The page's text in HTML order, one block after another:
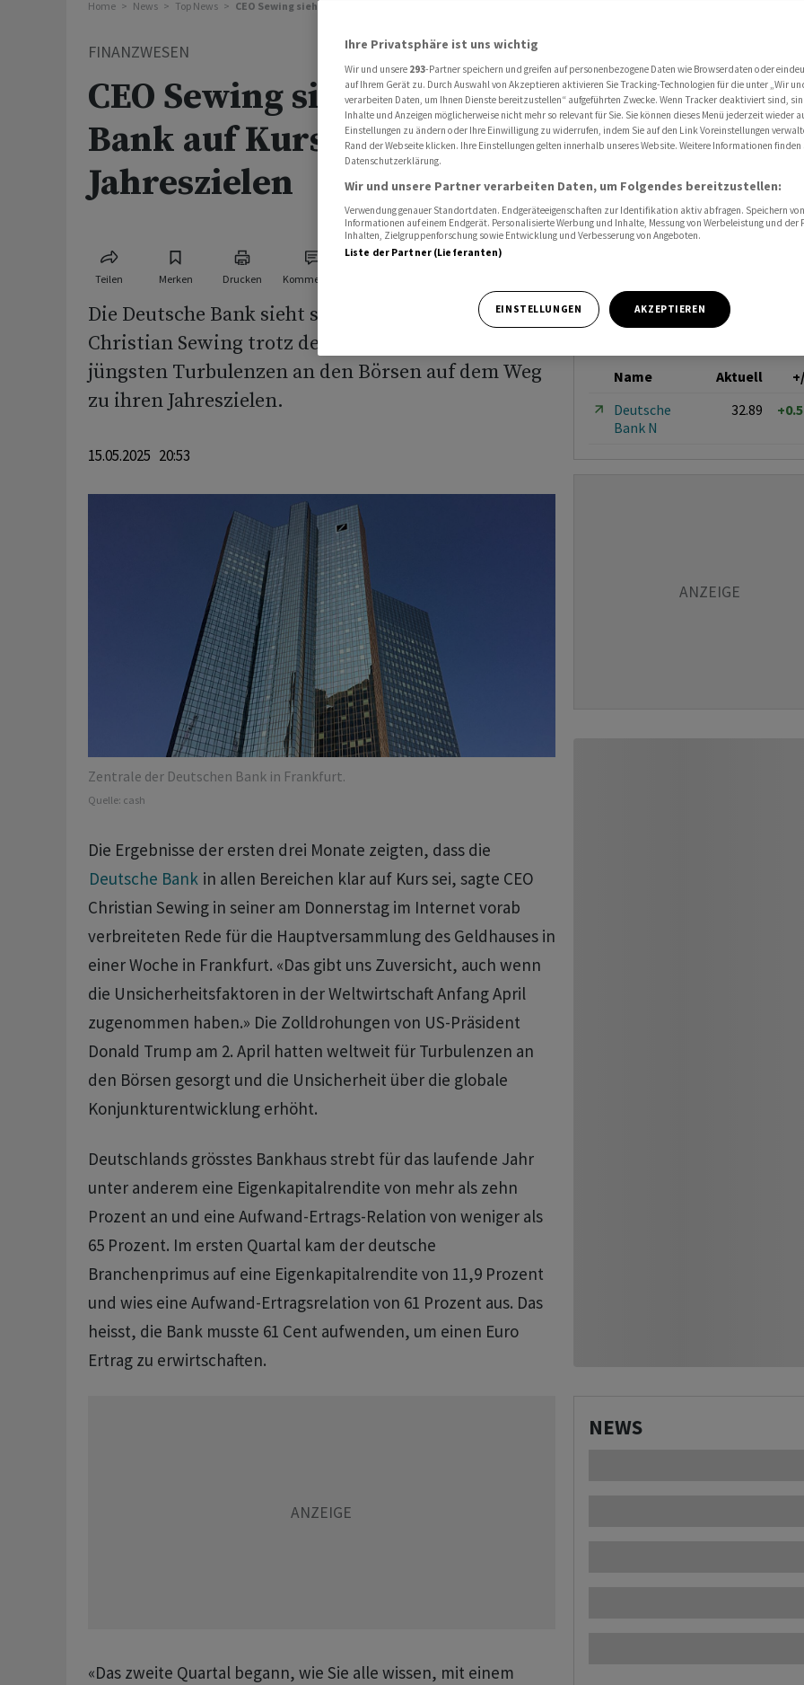
Home News Top News CEO Sewing sieht Deutsche Bank auf Kurs zu Jahreszielen
FINANZWESEN
CEO Sewing sieht Deutsche
Bank auf Kurs zu
Jahreszielen
Teilen Merken Drucken Kommentare
Die Deutsche Bank sieht sich laut ihrem Chef
Christian Sewing trotz der US-Zollpolitik und der
jüngsten Turbulenzen an den Börsen auf dem Weg
zu ihren Jahreszielen.
15.05.2025 20:53
Zentrale der Deutschen Bank in Frankfurt.
Quelle: cash
Die Ergebnisse der ersten drei Monate zeigten, dass die
Deutsche Bank in allen Bereichen klar auf Kurs sei, sagte CEO
Christian Sewing in seiner am Donnerstag im Internet vorab
verbreiteten Rede für die Hauptversammlung des Geldhauses in
einer Woche in Frankfurt. «Das gibt uns Zuversicht, auch wenn
die Unsicherheitsfaktoren in der Weltwirtschaft Anfang April
zugenommen haben.» Die Zolldrohungen von US-Präsident
Donald Trump am 2. April hatten weltweit für Turbulenzen an
den Börsen gesorgt und die Unsicherheit über die globale
Konjunkturentwicklung erhöht.
Deutschlands grösstes Bankhaus strebt für das laufende Jahr
unter anderem eine Eigenkapitalrendite von mehr als zehn
Prozent an und eine Aufwand-Ertrags-Relation von weniger als
65 Prozent. Im ersten Quartal kam der deutsche
Branchenprimus auf eine Eigenkapitalrendite von 11,9 Prozent
und wies eine Aufwand-Ertragsrelation von 61 Prozent aus. Das
heisst, die Bank musste 61 Cent aufwenden, um einen Euro
Ertrag zu erwirtschaften.
«Das zweite Quartal begann, wie Sie alle wissen, mit einem
Name Aktuell
Deutsche
Bank N
32.89
NEWS
Ihre Privatsphäre ist uns wichtig
Wir und unsere 293-Partner speichern und greifen auf personenbezogene Daten wie Browserdaten oder
auf Ihrem Gerät zu. Durch Auswahl von Akzeptieren aktivieren Sie Tracking-Technologien für die unter „Wir
verarbeiten Daten, um Ihnen Dienste bereitzustellen“ aufgeführten Zwecke. Wenn Tracker deaktiviert sind,
Inhalte und Anzeigen möglicherweise nicht mehr so relevant für Sie. Sie können dieses Menü jederzeit wieder
Einstellungen zu ändern oder Ihre Einwilligung zu widerrufen, indem Sie auf den Link Voreinstellungen
Rand der Webseite klicken. Ihre Einstellungen gelten innerhalb unseres Website. Weitere Informationen finden
Datenschutzerklärung.
Wir und unsere Partner verarbeiten Daten, um Folgendes bereitzustellen:
Verwendung genauer Standortdaten. Endgeräteeigenschaften zur Identifikation aktiv abfragen. Speichern
Informationen auf einem Endgerät. Personalisierte Werbung und Inhalte, Messung von Werbeleistung und der
Inhalten, Zielgruppenforschung sowie Entwicklung und Verbesserung von Angeboten.
Liste der Partner (Lieferanten)
EINSTELLUNGEN AKZEPTIEREN